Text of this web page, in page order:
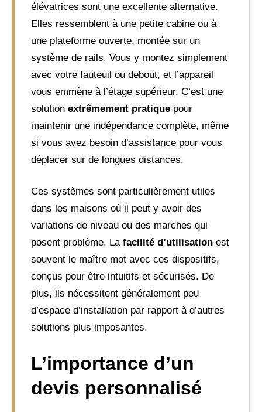
élévatrices sont une excellente alternative.
Elles ressemblent à une petite cabine ou à
une plateforme ouverte, montée sur un
système de rails. Vous y montez simplement
avec votre fauteuil ou debout, et l’appareil
vous emmène à l’étage supérieur. C’est une
solution extrêmement pratique pour
maintenir une indépendance complète, même
si vous avez besoin d’assistance pour vous
déplacer sur de longues distances.
Ces systèmes sont particulièrement utiles
dans les maisons où il peut y avoir des
variations de niveau ou des marches qui
posent problème. La facilité d’utilisation est
souvent le maître mot avec ces dispositifs,
conçus pour être intuitifs et sécurisés. De
plus, ils nécessitent généralement peu
d’espace d’installation par rapport à d’autres
solutions plus imposantes.
L’importance d’un
devis personnalisé